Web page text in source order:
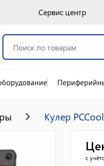
Сервис центр
Кулер
с